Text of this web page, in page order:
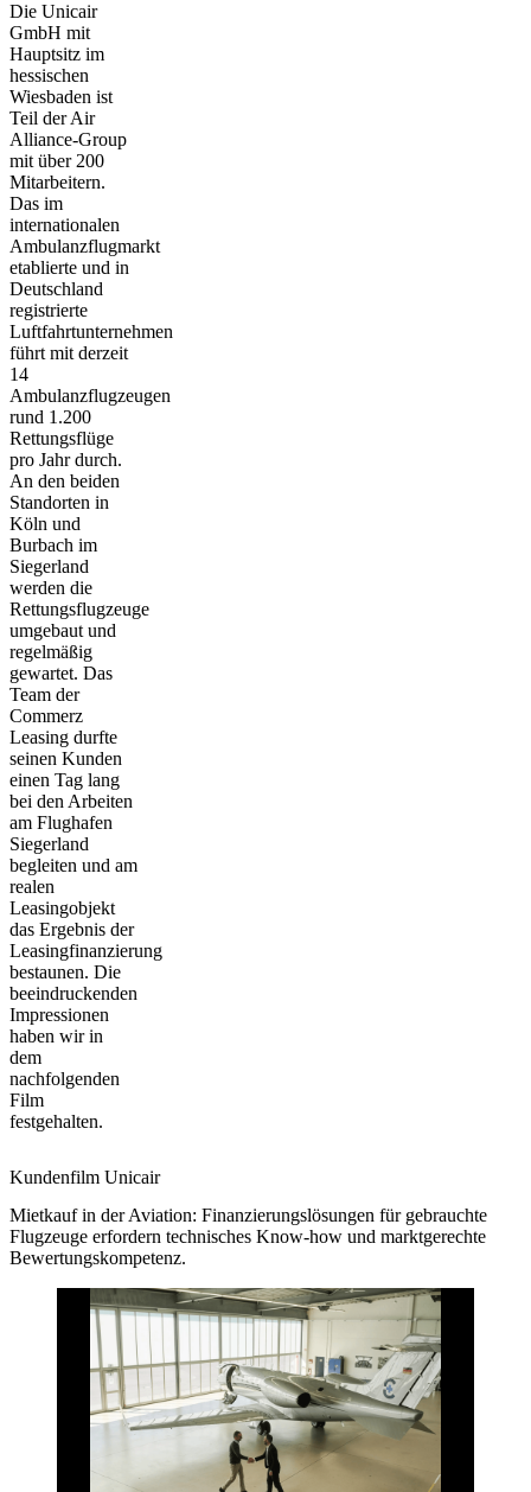
Die Unicair
GmbH mit
Hauptsitz im
hessischen
Wiesbaden ist
Teil der Air
Alliance-Group
mit über 200
Mitarbeitern.
Das im
internationalen
Ambulanzflugmarkt
etablierte und in
Deutschland
registrierte
Luftfahrtunternehmen
führt mit derzeit
14
Ambulanzflugzeugen
rund 1.200
Rettungsflüge
pro Jahr durch.
An den beiden
Standorten in
Köln und
Burbach im
Siegerland
werden die
Rettungsflugzeuge
umgebaut und
regelmäßig
gewartet. Das
Team der
Commerz
Leasing durfte
seinen Kunden
einen Tag lang
bei den Arbeiten
am Flughafen
Siegerland
begleiten und am
realen
Leasingobjekt
das Ergebnis der
Leasingfinanzierung
bestaunen. Die
beeindruckenden
Impressionen
haben wir in
dem
nachfolgenden
Film
festgehalten.
Kundenfilm Unicair
Mietkauf in der Aviation: Finanzierungslösungen für gebrauchte
Flugzeuge erfordern technisches Know-how und marktgerechte
Bewertungskompetenz.